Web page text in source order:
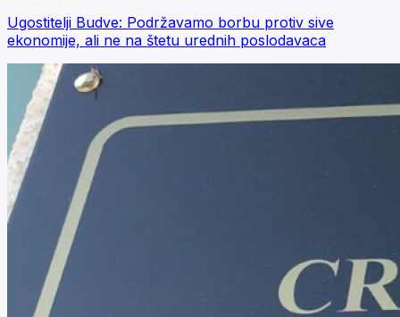
Ugostitelji Budve: Podržavamo borbu protiv sive
ekonomije, ali ne na štetu urednih poslodavaca